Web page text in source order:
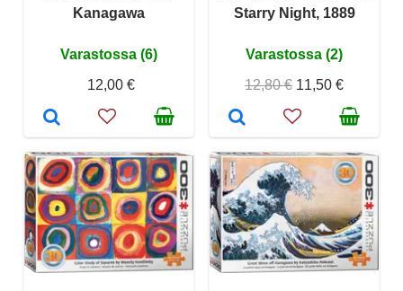
Kanagawa
Varastossa (6)
12,00 €
Starry Night, 1889
Varastossa (2)
12,80 € 11,50 €